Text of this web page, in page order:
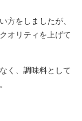
方をしましたが、
オリティを上げて
く、調味料として